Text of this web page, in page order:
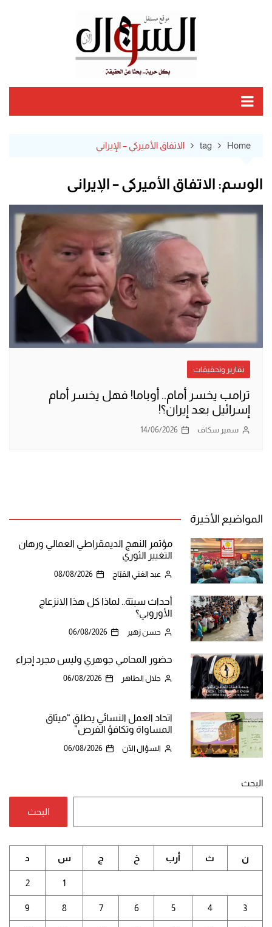
Home
tag الاتفاق الأميركي – الإيراني
الوسم: الاتفاق الأميركي – الإيراني
تقارير وتحقيقات
ترامب يخسر أمام.. أوباما! فهل يخسر أمام
إسرائيل بعد إيران؟!
سمير سكاف 14/06/2026
المواضيع الأخيرة
مؤتمر النهج الديمقراطي العمالي ورهان
التغيير الثوري
عبد الغني القبّاج 08/08/2026
أحداث سبتة.. لماذا كل هذا الانزعاج
الأوروبي؟
حسن زهير 06/08/2026
حضور المحامي جوهري وليس مجرد إجراء
جلال الطاهر 06/08/2026
اتحاد العمل النسائي يطلق “ميثاق
المساواة وتكافؤ الفرص”
السؤال الآن 06/08/2026
البحث
البحث
ن ث أرب خ ج س د
1
2
3
4
5
6
7
8
9